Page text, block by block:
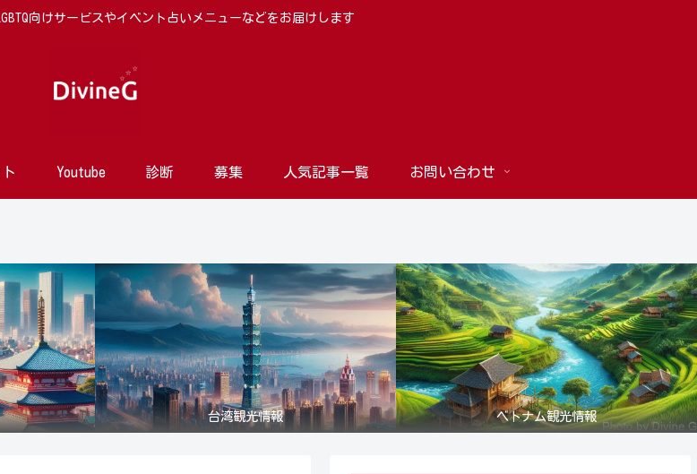
向けサービスやイベント占いメニューなどをお届けします
Youtube 診断 募集 人気記事一覧 お問い合わせ
台湾観光情報 ベトナム観光情報